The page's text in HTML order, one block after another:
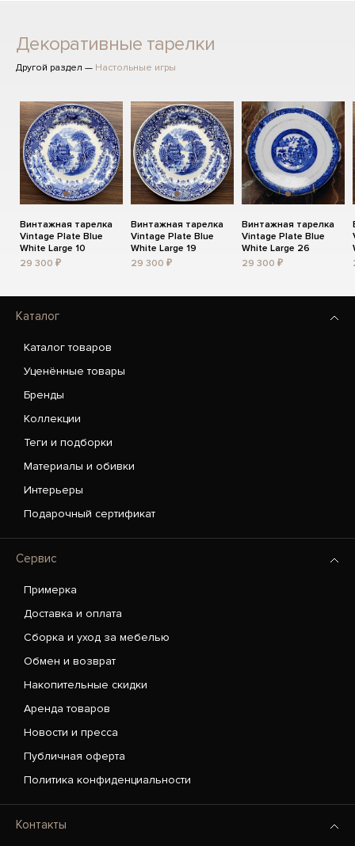
Декоративные тарелки
Другой раздел — Настольные игры
Винтажная тарелка
Vintage Plate Blue
White Large 10
29 300 ₽
Винтажная тарелка
Vintage Plate Blue
White Large 19
29 300 ₽
Винтажная тарелка
Vintage Plate Blue
White Large 26
29 300 ₽
Каталог
Каталог товаров
Уценённые товары
Бренды
Коллекции
Теги и подборки
Материалы и обивки
Интерьеры
Подарочный сертификат
Сервис
Примерка
Доставка и оплата
Сборка и уход за мебелью
Обмен и возврат
Накопительные скидки
Аренда товаров
Новости и пресса
Публичная оферта
Политика конфиденциальности
Контакты